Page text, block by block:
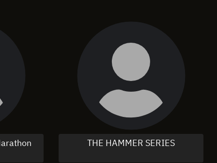
THE HAMMER SERIES